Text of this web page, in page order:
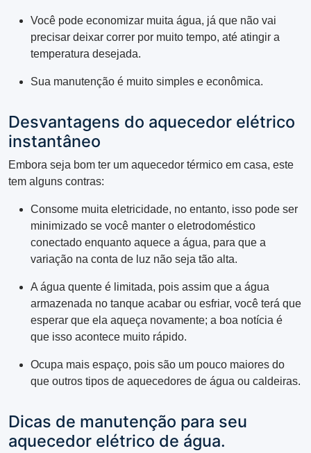
Você pode economizar muita água, já que não vai
precisar deixar correr por muito tempo, até atingir a
temperatura desejada.
Sua manutenção é muito simples e econômica.
Desvantagens do aquecedor elétrico
instantâneo
Embora seja bom ter um aquecedor térmico em casa, este
tem alguns contras:
Consome muita eletricidade, no entanto, isso pode ser
minimizado se você manter o eletrodoméstico
conectado enquanto aquece a água, para que a
variação na conta de luz não seja tão alta.
A água quente é limitada, pois assim que a água
armazenada no tanque acabar ou esfriar, você terá que
esperar que ela aqueça novamente; a boa notícia é
que isso acontece muito rápido.
Ocupa mais espaço, pois são um pouco maiores do
que outros tipos de aquecedores de água ou caldeiras.
Dicas de manutenção para seu
aquecedor elétrico de água.